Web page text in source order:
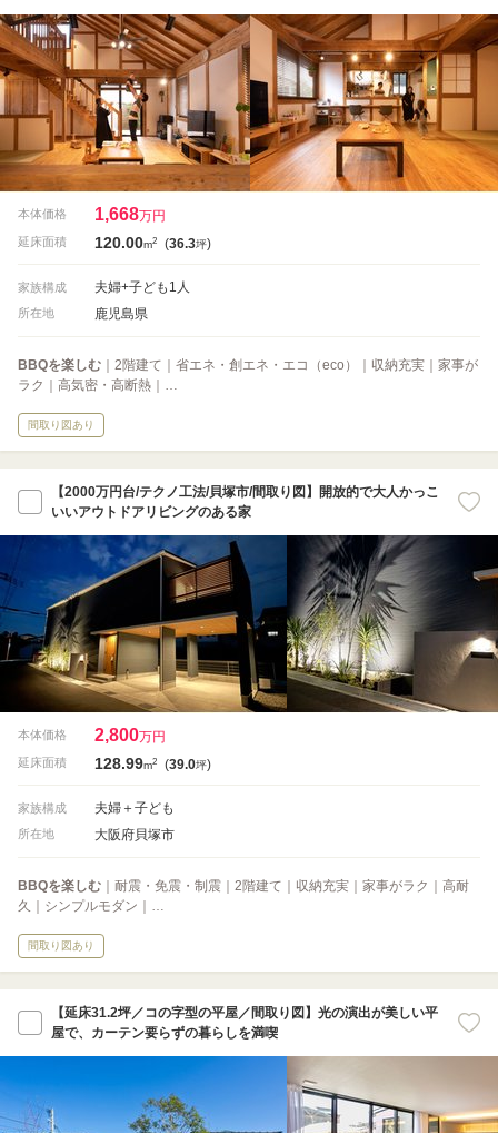
本体価格 1,668万円
延床面積 120.00m2 (36.3坪)
家族構成 夫婦+子ども1人
所在地 鹿児島県
BBQを楽しむ ｜2階建て｜省エネ・創エネ・エコ（eco）｜収納充実｜家事が
ラク｜高気密・高断熱｜…
間取り図あり
【2000万円台/テクノ工法/貝塚市/間取り図】開放的で大人かっこ
いいアウトドアリビングのある家
本体価格 2,800万円
延床面積 128.99m2 (39.0坪)
家族構成 夫婦＋子ども
所在地 大阪府貝塚市
BBQを楽しむ ｜耐震・免震・制震｜2階建て｜収納充実｜家事がラク｜高耐
久｜シンプルモダン｜…
間取り図あり
【延床31.2坪／コの字型の平屋／間取り図】光の演出が美しい平
屋で、カーテン要らずの暮らしを満喫